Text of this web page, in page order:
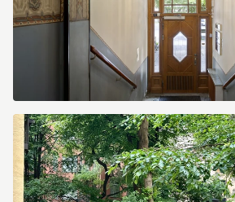
image.jpg